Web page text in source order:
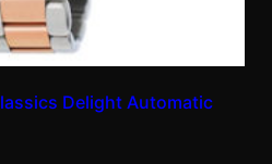
Delight Automatic